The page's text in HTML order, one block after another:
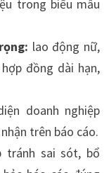
trong biểu mẫu
lao động nữ,
đồng dài hạn,
doanh nghiệp
trên báo cáo.
tránh sai sót, bổ